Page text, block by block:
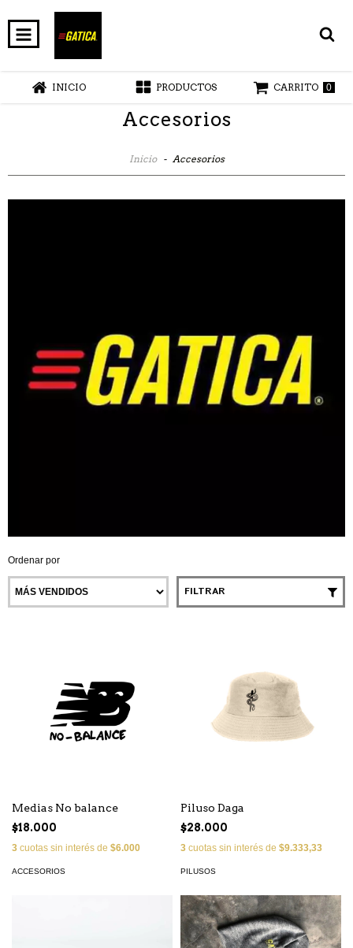
INICIO PRODUCTOS CARRITO 0
Accesorios
Inicio - Accesorios
Ordenar por
FILTRAR
Medias No balance
$18.000
3 cuotas sin interés de $6.000
ACCESORIOS
Piluso Daga
$28.000
3 cuotas sin interés de $9.333,33
PILUSOS